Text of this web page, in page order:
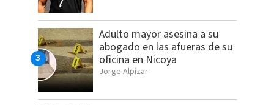
Adulto mayor asesina a su
abogado en las afueras de su
oficina en Nicoya
Jorge Alpízar